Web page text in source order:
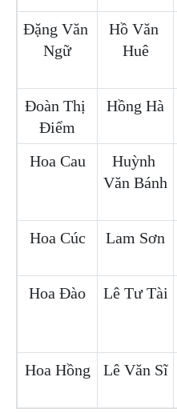
Đặng Văn
Ngữ
Hồ Văn
Huê
Đoàn Thị
Điểm
Hồng Hà
Hoa Cau
Huỳnh
Văn Bánh
Hoa Cúc
Lam Sơn
Hoa Đào
Lê Tư Tài
Hoa Hồng
Lê Văn Sĩ